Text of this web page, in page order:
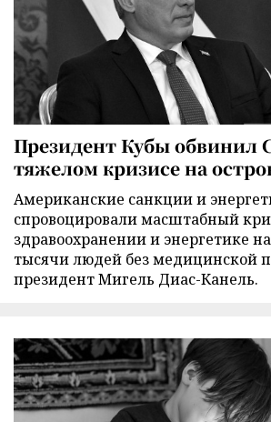
Президент Кубы обвинил
тяжелом кризисе на
Американские санкции и
спровоцировали масштабный
здравоохранении и энергетике
тысячи людей без медицинской
президент Мигель Диас-Канель.